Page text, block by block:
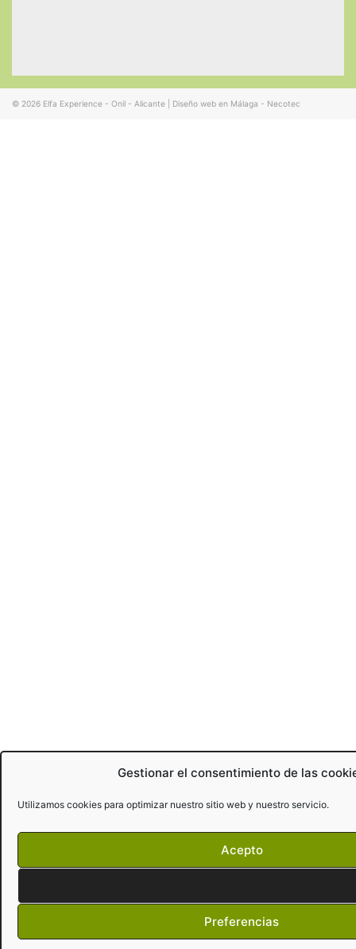
Gestionar el consentimiento de las
Utilizamos cookies para optimizar nuestro sitio web y nuestro servicio.
Acepto
Preferencias
© 2026 Elfa Experience - Onil - Alicante Diseño web en Málaga - Necotec